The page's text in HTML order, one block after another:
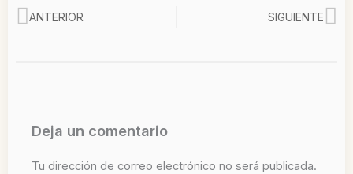
Ant
ANTERIOR SIGUIENTE
Deja un comentario
Tu dirección de correo electrónico no será publicada.